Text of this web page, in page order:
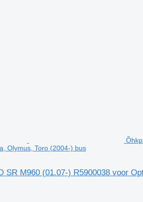
Olymus, Toro (2004-) bus
M960 (01.07-) R5900038 voor